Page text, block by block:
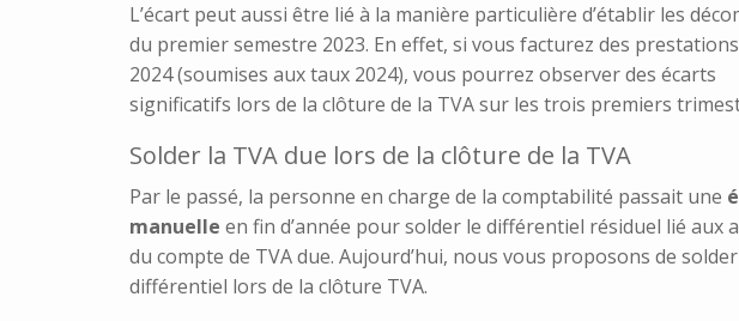
L’écart peut aussi être lié à la manière particulière d’établir les
du premier semestre 2023. En effet, si vous facturez des
2024 (soumises aux taux 2024), vous pourrez observer des écarts
significatifs lors de la clôture de la TVA sur les trois premiers
Solder la TVA due lors de la clôture de la TVA
Par le passé, la personne en charge de la comptabilité passait une
manuelle en fin d’année pour solder le différentiel résiduel lié aux
du compte de TVA due. Aujourd’hui, nous vous proposons de
différentiel lors de la clôture TVA.